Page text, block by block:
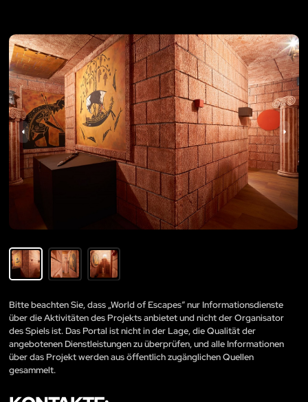
Bitte beachten Sie, dass „World of Escapes“ nur Informationsdienste
über die Aktivitäten des Projekts anbietet und nicht der Organisator
des Spiels ist. Das Portal ist nicht in der Lage, die Qualität der
angebotenen Dienstleistungen zu überprüfen, und alle Informationen
über das Projekt werden aus öffentlich zugänglichen Quellen
gesammelt.